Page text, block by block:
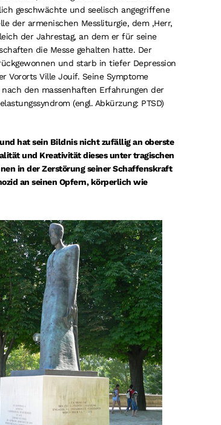
geschwächte und seelisch angegriffene
der armenischen Messliturgie, dem ‚Herr,
der Jahrestag, an dem er für seine
die Messe gehalten hatte. Der
und starb in tiefer Depression
Vororts Ville Jouif. Seine Symptome
den massenhaften Erfahrungen der
(engl. Abkürzung: PTSD)
hat sein Bildnis nicht zufällig an oberste
und Kreativität dieses unter tragischen
in der Zerstörung seiner Schaffenskraft
an seinen Opfern, körperlich wie